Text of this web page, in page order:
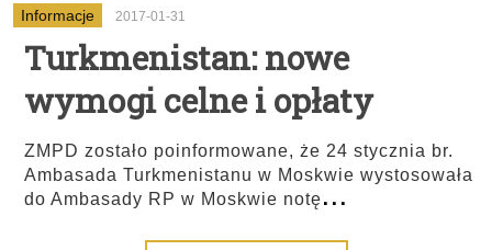
Informacje 2017-01-31
Turkmenistan: nowe
wymogi celne i opłaty
ZMPD zostało poinformowane, że 24 stycznia br.
Ambasada Turkmenistanu w Moskwie wystosowała
do Ambasady RP w Moskwie notę...